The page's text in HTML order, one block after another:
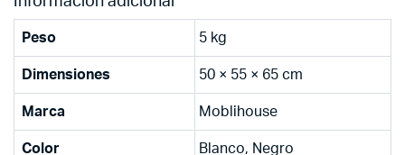
Peso 5 kg
Dimensiones 50 × 55 × 65 cm
Marca Moblihouse
Color Blanco, Negro